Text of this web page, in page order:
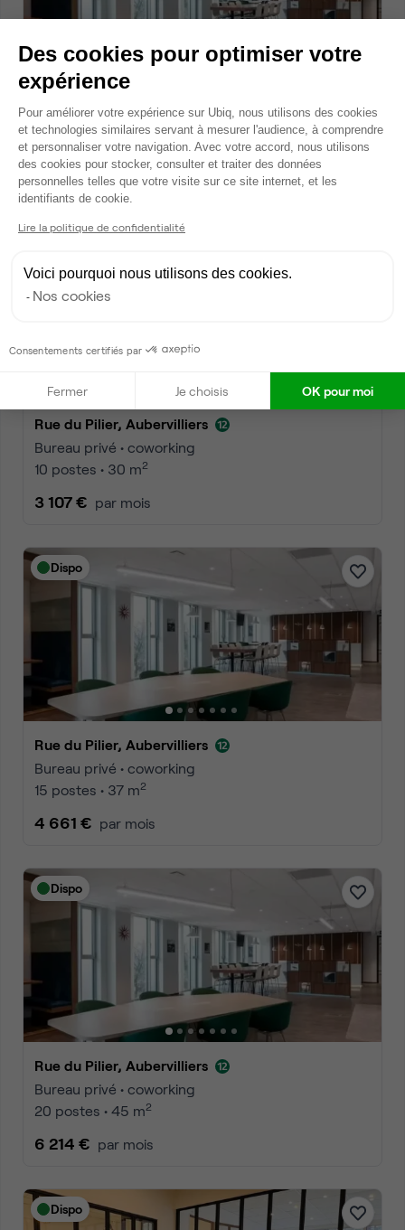
Bureau privé • coworking
8 postes • 25 m2
2 486 € par mois
Rue du Pilier, Aubervilliers
Bureau privé • coworking
10 postes • 30 m2
3 107 € par mois
Dispo
Rue du Pilier, Aubervilliers
Bureau privé • coworking
15 postes • 37 m2
4 661 € par mois
Dispo
Rue du Pilier, Aubervilliers
Bureau privé • coworking
20 postes • 45 m2
6 214 € par mois
Dispo
Des cookies pour optimiser votre
expérience
Plateforme de Gestion du
Pour améliorer votre expérience sur Ubiq, nous utilisons des cookies
et technologies similaires servant à mesurer l'audience, à comprendre
et personnaliser votre navigation. Avec votre accord, nous utilisons
des cookies pour stocker, consulter et traiter des données
personnelles telles que votre visite sur ce site internet, et les
identifiants de cookie.
Lire la politique de confidentialité
Voici pourquoi nous utilisons des cookies.
Nos cookies
Consentements certifiés par
Fermer Je choisis OK pour moi